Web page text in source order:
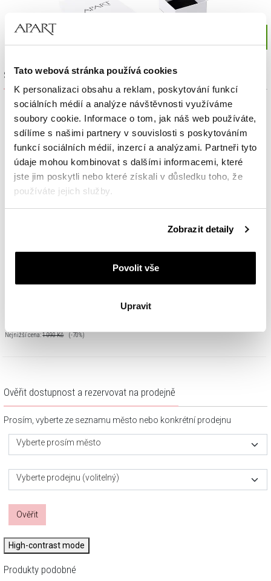
Tato webová stránka používá cookies
K personalizaci obsahu a reklam, poskytování funkcí
sociálních médií a analýze návštěvnosti využíváme
soubory cookie. Informace o tom, jak náš web používáte,
sdílíme s našimi partnery v souvislosti s poskytováním
funkcí sociálních médií, inzercí a analýzami. Partneři tyto
údaje mohou kombinovat s dalšími informacemi, které
jste jim poskytli nebo které získali v důsledku toho, že
používáte jejich služby.
Zásadách ochrany osobních údajů
Zobrazit detaily
Povolit vše
Upravit
Sada výrobků
Nejnižší cena:1 090Kč (-70%)
Ověřit dostupnost a rezervovat na prodejně
Prosím, vyberte ze seznamu město nebo konkrétní prodejnu
Vyberte prosím město
Vyberte prodejnu (volitelný)
Ověřit
High-contrast mode
Produkty podobné